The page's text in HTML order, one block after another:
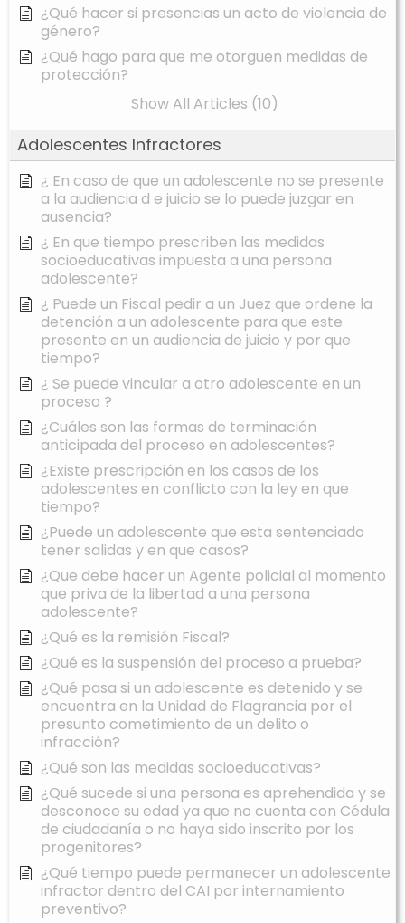
¿Qué hacer si presencias un acto de violencia de
género?
¿Qué hago para que me otorguen medidas de
protección?
Show All Articles (10)
Adolescentes Infractores
¿ En caso de que un adolescente no se presente
a la audiencia d e juicio se lo puede juzgar en
ausencia?
¿ En que tiempo prescriben las medidas
socioeducativas impuesta a una persona
adolescente?
¿ Puede un Fiscal pedir a un Juez que ordene la
detención a un adolescente para que este
presente en un audiencia de juicio y por que
tiempo?
¿ Se puede vincular a otro adolescente en un
proceso ?
¿Cuáles son las formas de terminación
anticipada del proceso en adolescentes?
¿Existe prescripción en los casos de los
adolescentes en conflicto con la ley en que
tiempo?
¿Puede un adolescente que esta sentenciado
tener salidas y en que casos?
¿Que debe hacer un Agente policial al momento
que priva de la libertad a una persona
adolescente?
¿Qué es la remisión Fiscal?
¿Qué es la suspensión del proceso a prueba?
¿Qué pasa si un adolescente es detenido y se
encuentra en la Unidad de Flagrancia por el
presunto cometimiento de un delito o
infracción?
¿Qué son las medidas socioeducativas?
¿Qué sucede si una persona es aprehendida y se
desconoce su edad ya que no cuenta con Cédula
de ciudadanía o no haya sido inscrito por los
progenitores?
¿Qué tiempo puede permanecer un adolescente
infractor dentro del CAI por internamiento
preventivo?